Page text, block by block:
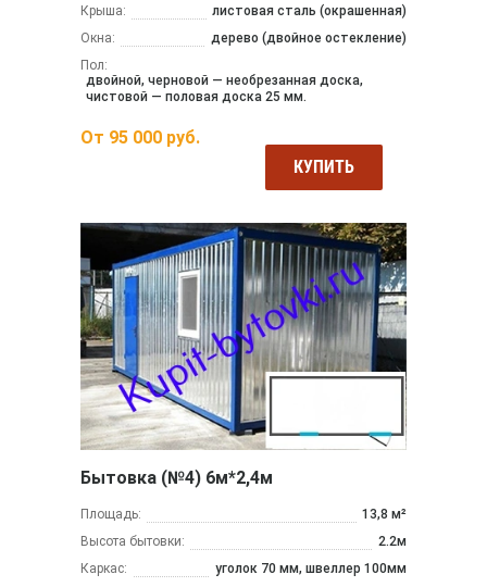
Крыша:
листовая сталь (окрашенная)
Окна:
дерево (двойное остекление)
Пол:
двойной, черновой — необрезанная доска,
чистовой — половая доска 25 мм.
От 95 000 руб.
КУПИТЬ
Бытовка (№4) 6м*2,4м
Площадь:
13,8 м²
Высота бытовки:
2.2м
Каркас:
уголок 70 мм, швеллер 100мм